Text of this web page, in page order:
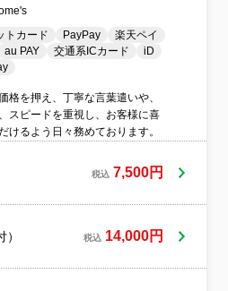
トカード
PayPay
楽天ペイ
au PAY 交通系ICカード
iD
格を押え、丁寧な言葉遣いや、
スピードを重視し、お客様に喜
けるよう日々務めております。
税込 7,500円
税込 14,000円